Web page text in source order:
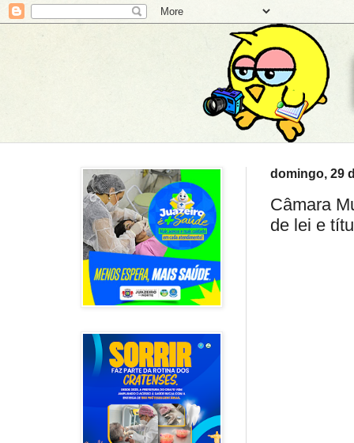
domingo, 29
Câmara
de lei e